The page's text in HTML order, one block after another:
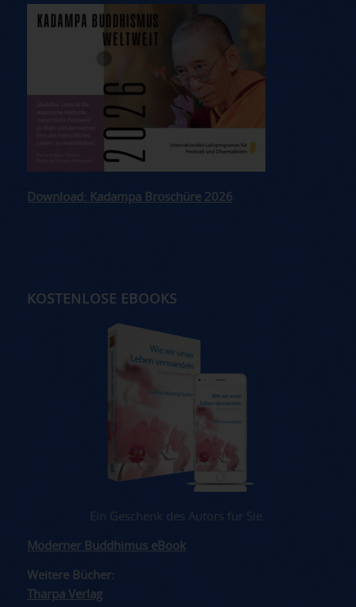
Download: Kadampa Broschüre 2026
KOSTENLOSE EBOOKS
Ein Geschenk des Autors für Sie.
Moderner Buddhimus eBook
Weitere Bücher:
Tharpa Verlag